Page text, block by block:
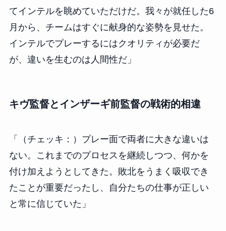
てインテルを眺めていただけだ。我々が就任した6
月から、チームはすぐに献身的な姿勢を見せた。
インテルでプレーするにはクオリティが必要だ
が、違いを生むのは人間性だ」
キヴ監督とインザーギ前監督の戦術的相違
「（チェッキ：）プレー面で両者に大きな違いは
ない。これまでのプロセスを継続しつつ、何かを
付け加えようとしてきた。敗北をうまく吸収でき
たことが重要だったし、自分たちの仕事が正しい
と常に信じていた」